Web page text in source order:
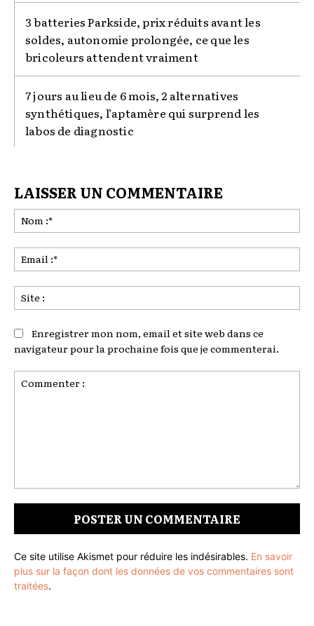
3 batteries Parkside, prix réduits avant les
soldes, autonomie prolongée, ce que les
bricoleurs attendent vraiment
7 jours au lieu de 6 mois, 2 alternatives
synthétiques, l’aptamère qui surprend les
labos de diagnostic
LAISSER UN COMMENTAIRE
:*
:*
:
Enregistrer mon nom, email et site web dans ce
navigateur pour la prochaine fois que je commenterai.
Ce site utilise Akismet pour réduire les indésirables. En savoir
plus sur la façon dont les données de vos commentaires sont
traitées.